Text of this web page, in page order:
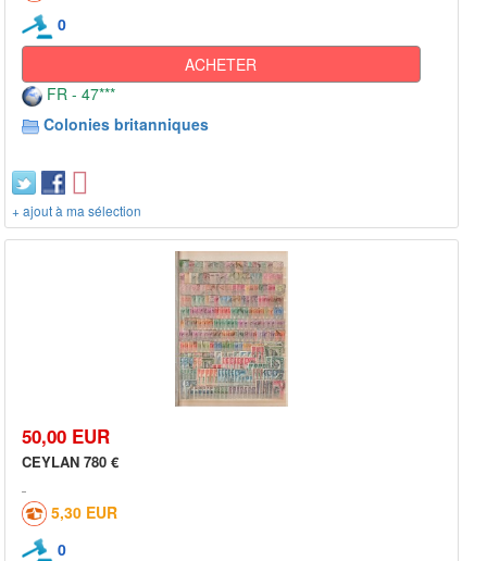
0
ACHETER
FR - 47***
Colonies britanniques
+ ajout à ma sélection
50,00 EUR
CEYLAN 780 €
5,30 EUR
0